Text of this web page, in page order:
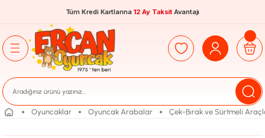
Tüm Kredi Kartlarına 12 Ay Taksit Avantajı
Oyuncaklar Oyuncak Arabalar Çek-Bırak ve Sürtmeli